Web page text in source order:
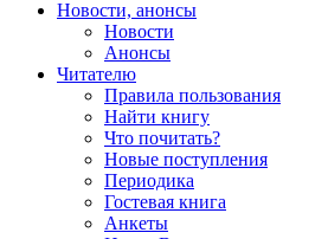
Новости, анонсы
Новости
Анонсы
Читателю
Правила пользования
Найти книгу
Что почитать?
Новые поступления
Периодика
Гостевая книга
Анкеты